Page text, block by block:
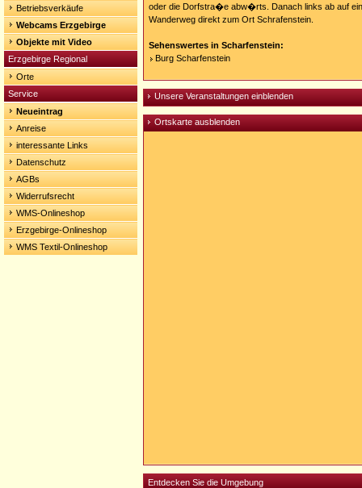
Betriebsverkäufe
Webcams Erzgebirge
Objekte mit Video
Erzgebirge Regional
Orte
Service
Neueintrag
Anreise
interessante Links
Datenschutz
AGBs
Widerrufsrecht
WMS-Onlineshop
Erzgebirge-Onlineshop
WMS Textil-Onlineshop
oder die Dorfstra�e abw�rts. Danach links ab auf
Wanderweg direkt zum Ort Schrafenstein.
Sehenswertes in Scharfenstein:
Burg Scharfenstein
Unsere Veranstaltungen einblenden
Ortskarte ausblenden
Entdecken Sie die Umgebung